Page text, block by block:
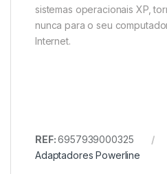
sistemas operacionais XP,
nunca para o seu
Internet.
REF:6957939000325
Adaptadores Powerline